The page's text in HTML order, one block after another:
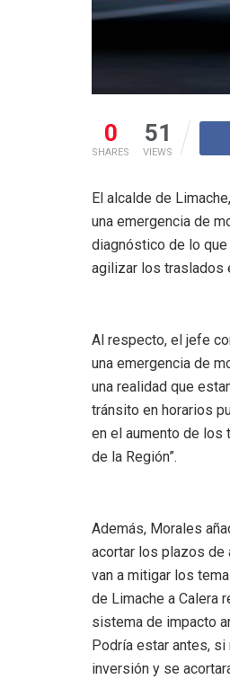
0
SHARES
51
VIEWS
El alcalde de
una emergencia de
diagnóstico de lo
agilizar los traslados
Al respecto, el jefe
una emergencia de
una realidad que
tránsito en horarios
en el aumento de los
de la Región”.
Además, Morales
acortar los plazos de
van a mitigar los
de Limache a Calera
sistema de impacto
Podría estar antes,
inversión y se